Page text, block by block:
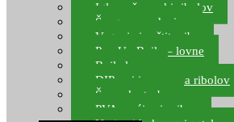
Igle za šaranski ribolov
Špage, upredenice
Vaganje i zaštita ribe
Pop Up Boile – lovne
Boile lovne
DIP-ovi i arome za ribolov
Šaranske torbe
PVA vrećice i pribor